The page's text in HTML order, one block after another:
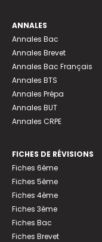
ANNALES
Annales Bac
Annales Brevet
Annales Bac Français
Annales BTS
Annales Prépa
Annales BUT
Annales CRPE
FICHES DE RÉVISIONS
Fiches 6ème
Fiches 5ème
Fiches 4ème
Fiches 3ème
Fiches Bac
Fiches Brevet